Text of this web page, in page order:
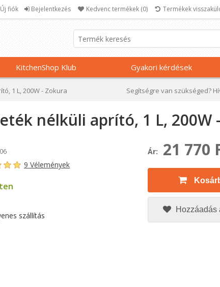
Új fiók Bejelentkezés Kedvenc termékek (0) Termékek
KitchenShop Klub Gyakori kérdések
1 L, 200W - Zokura Segítségre van szükséged?
nélküli aprító, 1 L, 200W
9 Vélemények
szállítás
Ár: 21 770
Hozzáadás